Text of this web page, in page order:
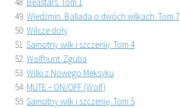
Wiedźmin. Ballada o dwóch wilkach. Tom 7
Wilcze doły
Samotny wilk i szczenię. Tom 4
Wolfhunt. Zguba
Wilki z Nowego Meksyku
MUTE – ON/OFF (Wolf)
Samotny wilk i szczenię. Tom 5